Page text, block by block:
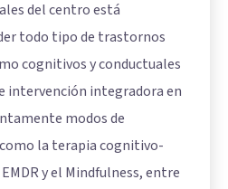
del centro está
todo tipo de trastornos
cognitivos y conductuales
intervención integradora en
modos de
la terapia cognitivo-
y el Mindfulness, entre